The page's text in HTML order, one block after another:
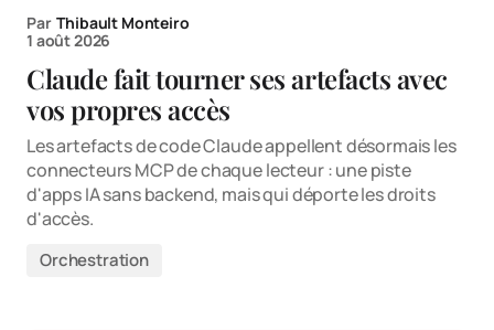
Par Thibault Monteiro
1 août 2026
Claude fait tourner ses artefacts avec
vos propres accès
Les artefacts de code Claude appellent désormais les
connecteurs MCP de chaque lecteur : une piste
d'apps IA sans backend, mais qui déporte les droits
d'accès.
Orchestration